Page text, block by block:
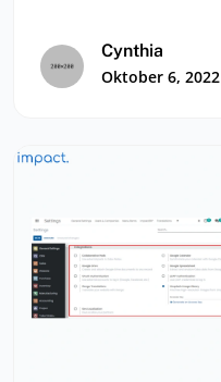
Cynthia
Oktober 6, 2022